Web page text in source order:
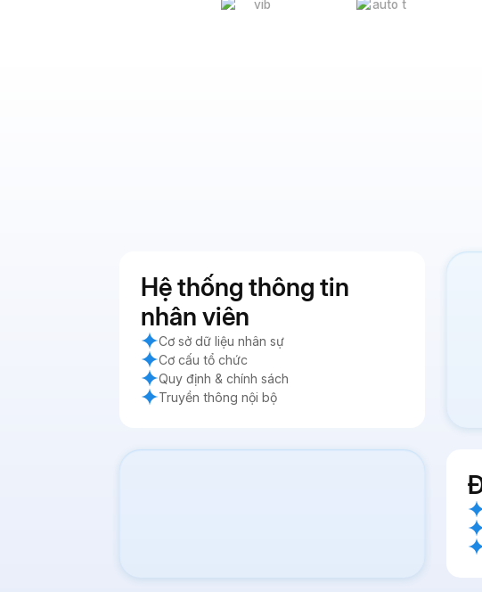
Hệ thống thông tin
nhân viên
Cơ sở dữ liệu nhân sự
Cơ cấu tổ chức
Quy định & chính sách
Truyền thông nội bộ